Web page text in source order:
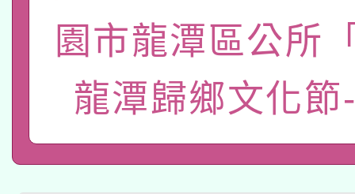
心」，鼓勵退休同仁踴
案。
招甄選結果公告(無人
招)
本館辦理115年度閱讀
暨閱讀推動專業研習
科技賦能─人工智慧
本校115學年度第1次
園市龍潭區公所
龍潭歸鄉文化節